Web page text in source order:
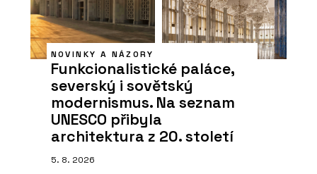
NOVINKY A NÁZORY
Funkcionalistické paláce,
severský i sovětský
modernismus. Na seznam
UNESCO přibyla
architektura z 20. století
5. 8. 2026